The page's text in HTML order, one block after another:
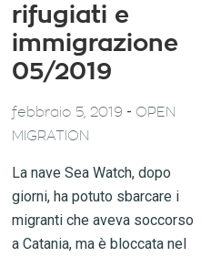
rifugiati e
immigrazione
05/2019
febbraio 5, 2019 - OPEN
MIGRATION
La nave Sea Watch, dopo
giorni, ha potuto sbarcare i
migranti che aveva soccorso
a Catania, ma è bloccata nel